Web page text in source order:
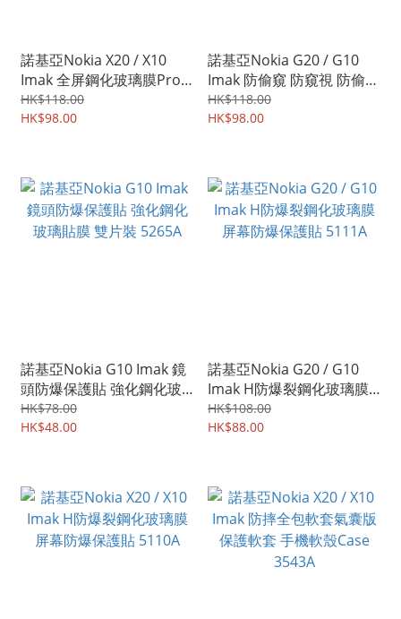
諾基亞Nokia X20 / X10
Imak 全屏鋼化玻璃膜Pro+
強化玻璃貼 5303A
HK$118.00
HK$98.00
諾基亞Nokia G20 / G10
Imak 防偷窺 防窺視 防偷睇
保私隱 鋼化玻璃膜 全屏覆
蓋保護貼 5281A
HK$118.00
HK$98.00
諾基亞Nokia G10 Imak 鏡
頭防爆保護貼 強化鋼化玻
璃貼膜 雙片裝 5265A
HK$78.00
HK$48.00
諾基亞Nokia G20 / G10
Imak H防爆裂鋼化玻璃膜
屏幕防爆保護貼 5111A
HK$108.00
HK$88.00